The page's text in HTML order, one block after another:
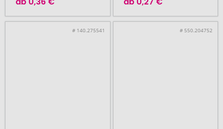
# 140.275541 # 550.204752